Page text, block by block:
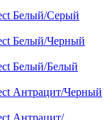
Белый/Серый
Белый/Черный
Белый/Белый
Антрацит/Черный
Антрацит/